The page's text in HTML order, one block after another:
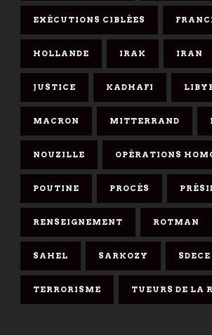
EXÉCUTIONS CIBLÉES
HOLLANDE IRAK IRAN
JUSTICE KADHAFI
MACRON MITTERRAND
NOUZILLE OPÉRATIONS
POUTINE PROCÈS
RENSEIGNEMENT ROTMAN
SAHEL SARKOZY SDECE
TERRORISME TUEURS DE LA